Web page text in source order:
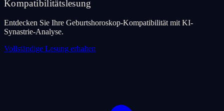
Kompatibilitätslesung
Entdecken Sie Ihre Geburtshoroskop-Kompatibilität mit KI-
Synastrie-Analyse.
Vollständige Lesung erhalten